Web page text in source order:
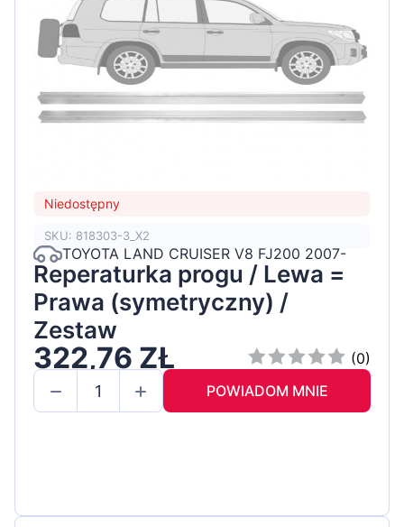
Niedostępny
SKU: 818303-3_X2
TOYOTA LAND CRUISER V8 FJ200 2007-
Reperaturka progu / Lewa =
Prawa (symetryczny) /
Zestaw
322,76 ZŁ
(0)
POWIADOM MNIE